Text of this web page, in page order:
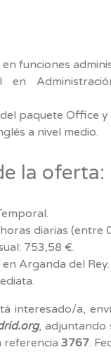
funciones
en
paquete Office y
a nivel medio.
la oferta:
diarias (entre
753,58 €.
Arganda del Rey.
interesado/a,
, adjuntando
referencia 3767.